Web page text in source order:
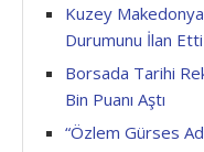
Kuzey
Durumunu İlan Etti
Borsada Tarihi
Bin Puanı Aştı
“Özlem Gürses